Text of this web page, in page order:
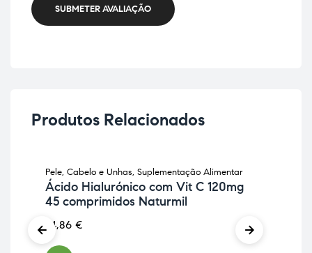
SUBMETER AVALIAÇÃO
Produtos Relacionados
Pele, Cabelo e Unhas, Suplementação Alimentar
Ácido Hialurónico com Vit C 120mg
45 comprimidos Naturmil
24,86 €